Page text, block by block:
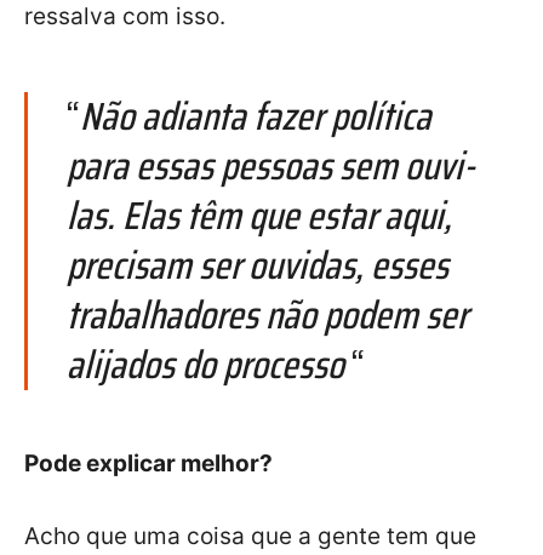
ressalva com isso.
“Não adianta fazer política
para essas pessoas sem ouvi-
las. Elas têm que estar aqui,
precisam ser ouvidas, esses
trabalhadores não podem ser
alijados do processo“
Pode explicar melhor?
Acho que uma coisa que a gente tem que